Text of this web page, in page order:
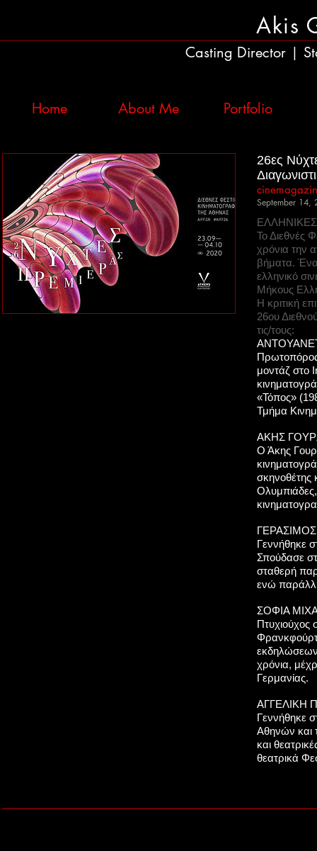
Akis
Casting Director |
Home About Me Portfolio
26ες
September 14,
Το Διεθνές
χρόνια την
βήματα.
ελληνικό
Μήκους
Η κριτική
26ου
τις/τους:
μοντάζ στο
«Τόπος»
Τμήμα
ΑΚΗΣ
Ο Άκης
σκηνοθέτης
ΓΕΡΑΣΙΜΟΣ
Γεννήθηκε
Σπούδασε
σταθερή
ενώ
ΣΟΦΙΑ
Πτυχιούχος
χρόνια,
Γερμανίας.
ΑΓΓΕΛΙΚΗ
Γεννήθηκε
Αθηνών και
και
θεατρικά